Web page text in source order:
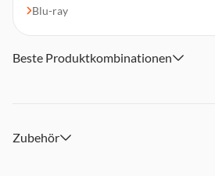
Blu-ray
Beste Produktkombinationen
Zubehör